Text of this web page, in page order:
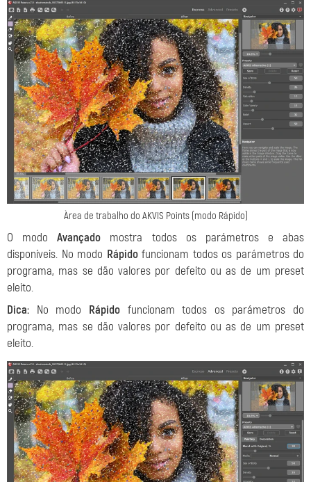
Àrea de trabalho do AKVIS Points (modo Rápido)
O modoAvançado mostra todos os parámetros e abas
disponíveis. No modo Rápidofuncionam todos os parámetros do
programa, mas se dão valores por defeito ou as de um preset
eleito.
Dica: No modo Rápidofuncionam todos os parámetros do
programa, mas se dão valores por defeito ou as de um preset
eleito.